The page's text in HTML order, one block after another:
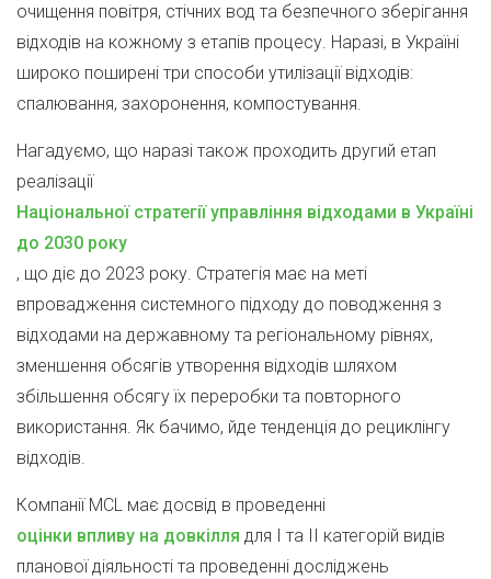
очищення повітря, стічних вод та безпечного зберігання
відходів на кожному з етапів процесу. Наразі, в Україні
широко поширені три способи утилізації відходів:
спалювання, захоронення, компостування.
Нагадуємо, що наразі також проходить другий етап
реалізації
Національної стратегії управління відходами в Україні
до 2030 року
, що діє до 2023 року. Стратегія має на меті
впровадження системного підходу до поводження з
відходами на державному та регіональному рівнях,
зменшення обсягів утворення відходів шляхом
збільшення обсягу їх переробки та повторного
використання. Як бачимо, йде тенденція до рециклінгу
відходів.
Компанії MCL має досвід в проведенні
оцінки впливу на довкілля для І та ІІ категорій видів
планової діяльності та проведенні досліджень